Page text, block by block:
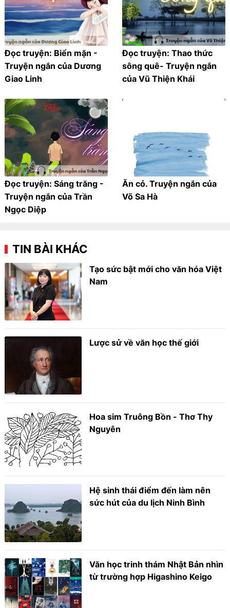
Đọc truyện: Biển mặn -
Truyện ngắn của Dương
Giao Linh
Đọc truyện: Thao thức
sông quê- Truyện ngắn
của Vũ Thiện Khái
Đọc truyện: Sáng trăng -
Truyện ngắn của Trần
Ngọc Diệp
Ăn cỏ. Truyện ngắn của
Võ Sa Hà
TIN BÀI KHÁC
Tạo sức bật mới cho văn hóa Việt
Nam
Lược sử về văn học thế giới
Hoa sim Truông Bồn - Thơ Thy
Nguyên
Hệ sinh thái điểm đến làm nên
sức hút của du lịch Ninh Bình
Văn học trinh thám Nhật Bản nhìn
từ trường hợp Higashino Keigo